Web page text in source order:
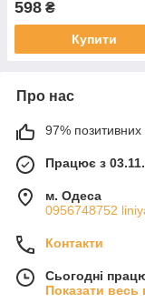
598 ₴
Купити
Про нас
97% позитивних
Працює з
м. Одеса
0956748752
Контакти
Сьогодні
Показати весь